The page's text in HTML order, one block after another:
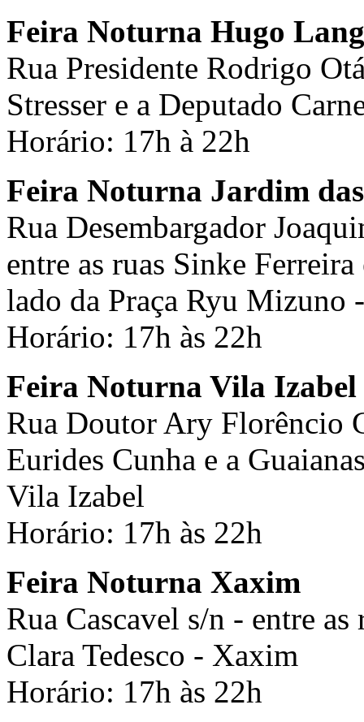
Feira Noturna Hugo
Rua Presidente Rodrigo
Stresser e a Deputado
Horário: 17h à 22h
Feira Noturna Jardim
Rua Desembargador
entre as ruas Sinke
lado da Praça Ryu Mizuno
Horário: 17h às 22h
Feira Noturna Vila Izabel
Rua Doutor Ary Florêncio
Eurides Cunha e a
Vila Izabel
Horário: 17h às 22h
Feira Noturna Xaxim
Rua Cascavel s/n - entre
Clara Tedesco - Xaxim
Horário: 17h às 22h